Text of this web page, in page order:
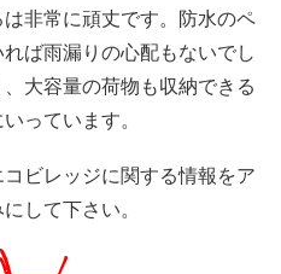
非常に頑丈です。防水のペ
ば雨漏りの心配もないでし
大容量の荷物も収納できる
っています。
ビレッジに関する情報をア
して下さい。